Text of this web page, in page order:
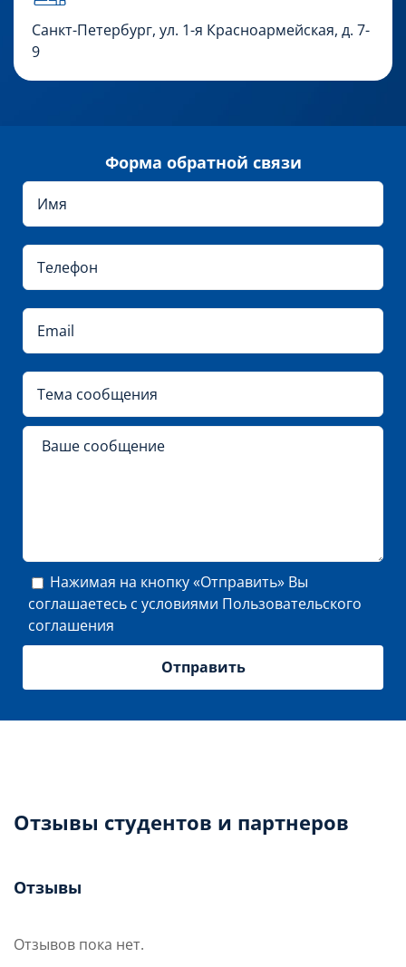
Санкт-Петербург, ул. 1-я Красноармейская, д. 7-
9
Форма обратной связи
Нажимая на кнопку «Отправить» Вы
соглашаетесь с условиями Пользовательского
соглашения
Отзывы студентов и партнеров
Отзывы
Отзывов пока нет.